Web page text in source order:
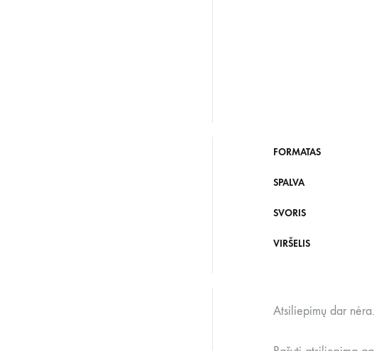
FORMATAS
SPALVA
SVORIS
VIRŠELIS
Atsiliepimų dar nėra.